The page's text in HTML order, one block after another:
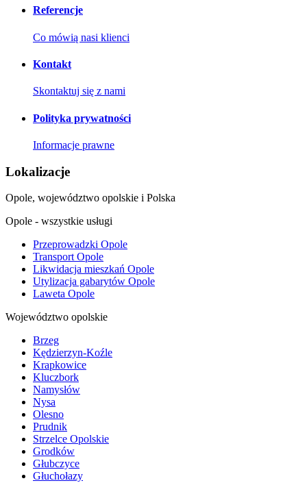
Referencje
Co mówią nasi klienci
Kontakt
Skontaktuj się z nami
Polityka prywatności
Informacje prawne
Lokalizacje
Opole, województwo opolskie i Polska
Opole - wszystkie usługi
Przeprowadzki Opole
Transport Opole
Likwidacja mieszkań Opole
Utylizacja gabarytów Opole
Laweta Opole
Województwo opolskie
Brzeg
Kędzierzyn-Koźle
Krapkowice
Kluczbork
Namysłów
Nysa
Olesno
Prudnik
Strzelce Opolskie
Grodków
Głubczyce
Głuchołazy